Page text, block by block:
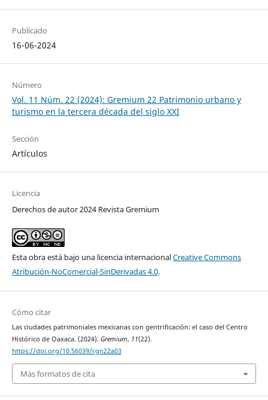
Publicado
16-06-2024
Número
Vol. 11 Núm. 22 (2024): Gremium 22 Patrimonio urbano y
turismo en la tercera década del siglo XXI
Sección
Artículos
Licencia
Derechos de autor 2024 Revista Gremium
Esta obra está bajo una licencia internacionalCreative Commons
Atribución-NoComercial-SinDerivadas 4.0.
Cómo citar
Las ciudades patrimoniales mexicanas con gentrificación: el caso del Centro
Histórico de Oaxaca. (2024). Gremium, 11(22).
https://doi.org/10.56039/rgn22a03
Más formatos de cita